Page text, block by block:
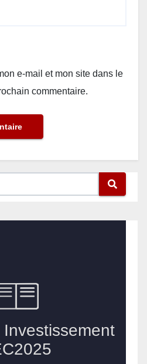
e-mail et mon site dans le
commentaire.